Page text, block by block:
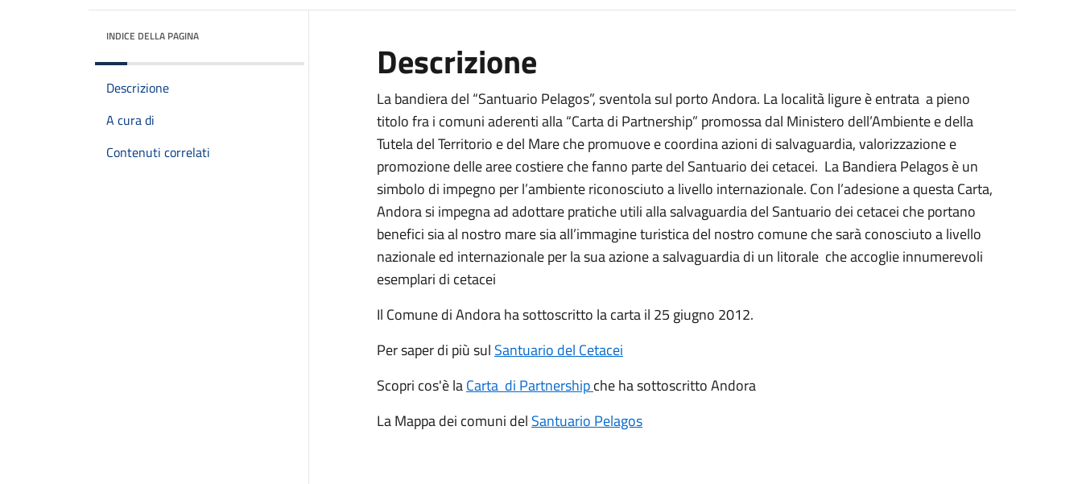
INDICE DELLA PAGINA
Descrizione
A cura di
Contenuti correlati
Descrizione
La bandiera del “Santuario Pelagos”, sventola sul porto Andora. La località ligure è entrata a pieno
titolo fra i comuni aderenti alla “Carta di Partnership” promossa dal Ministero dell’Ambiente e della
Tutela del Territorio e del Mare che promuove e coordina azioni di salvaguardia, valorizzazione e
promozione delle aree costiere che fanno parte del Santuario dei cetacei. La Bandiera Pelagos è un
simbolo di impegno per l’ambiente riconosciuto a livello internazionale. Con l’adesione a questa Carta,
Andora si impegna ad adottare pratiche utili alla salvaguardia del Santuario dei cetacei che portano
benefici sia al nostro mare sia all’immagine turistica del nostro comune che sarà conosciuto a livello
nazionale ed internazionale per la sua azione a salvaguardia di un litorale che accoglie innumerevoli
esemplari di cetacei
Il Comune di Andora ha sottoscritto la carta il 25 giugno 2012.
Per saper di più sul Santuario del Cetacei
Scopri cos'è laCarta di Partnershipche ha sottoscritto Andora
La Mappa dei comuni del Santuario Pelagos